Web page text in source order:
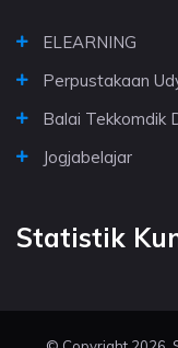
ELEARNING
Perpustakaan
Balai Tekkomdik
Jogjabelajar
Statistik